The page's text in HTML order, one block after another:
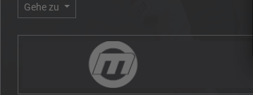
Gehe zu